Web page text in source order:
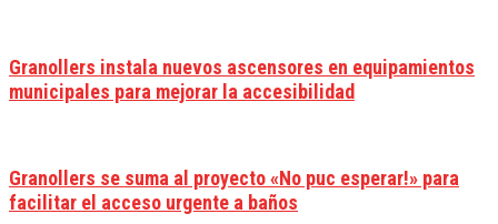
Granollers instala nuevos ascensores en equipamientos
municipales para mejorar la accesibilidad
Granollers se suma al proyecto «No puc esperar!» para
facilitar el acceso urgente a baños